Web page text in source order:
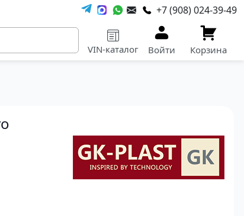
+7 (908) 024-39-49
VIN-каталог Войти Корзина